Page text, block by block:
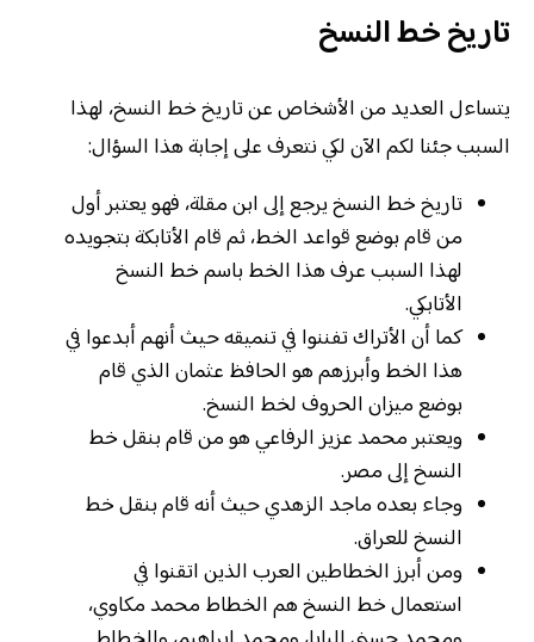
تاريخ خط النسخ
يتساءل العديد من الأشخاص عن تاريخ خط النسخ، لهذا
السبب جئنا لكم الآن لكي نتعرف على إجابة هذا السؤال:
تاريخ خط النسخ يرجع إلى ابن مقلة، فهو يعتبر أول
من قام بوضع قواعد الخط، ثم قام الأتابكة بتجويده
لهذا السبب عرف هذا الخط باسم خط النسخ
الأتابكي.
كما أن الأتراك تفننوا في تنميقه حيث أنهم أبدعوا في
هذا الخط وأبرزهم هو الحافظ عثمان الذي قام
بوضع ميزان الحروف لخط النسخ.
ويعتبر محمد عزيز الرفاعي هو من قام بنقل خط
النسخ إلى مصر.
وجاء بعده ماجد الزهدي حيث أنه قام بنقل خط
النسخ للعراق.
ومن أبرز الخطاطين العرب الذين اتقنوا في
استعمال خط النسخ هم الخطاط محمد مكاوي،